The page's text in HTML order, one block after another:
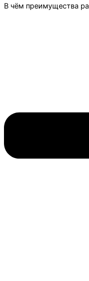
В чём преимущества